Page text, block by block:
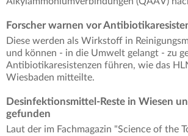
Forscher warnen vor
Diese werden als Wirkstoff in
und können - in die Umwelt gelangt - zu
Antibiotikaresistenzen führen, wie das
Wiesbaden mitteilte.
Desinfektionsmittel-Reste in Wiesen
gefunden
Laut der im Fachmagazin "Science of the